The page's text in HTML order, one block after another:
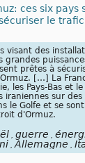
ces six pays
le
visant des
grandes
prêtes à
[…] La
les Pays-Bas et
iraniennes sur
le Golfe et se
d'Ormuz.
guerre
Allemagne